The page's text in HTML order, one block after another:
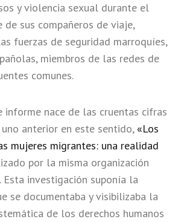
y violencia sexual durante el
sus compañeros de viaje,
fuerzas de seguridad marroquíes,
miembros de las redes de
comunes.
informe nace de las cruentas cifras
anterior en este sentido,«Los
mujeres migrantes: una realidad
por la misma organización
Esta investigación suponía la
se documentaba y visibilizaba la
de los derechos humanos